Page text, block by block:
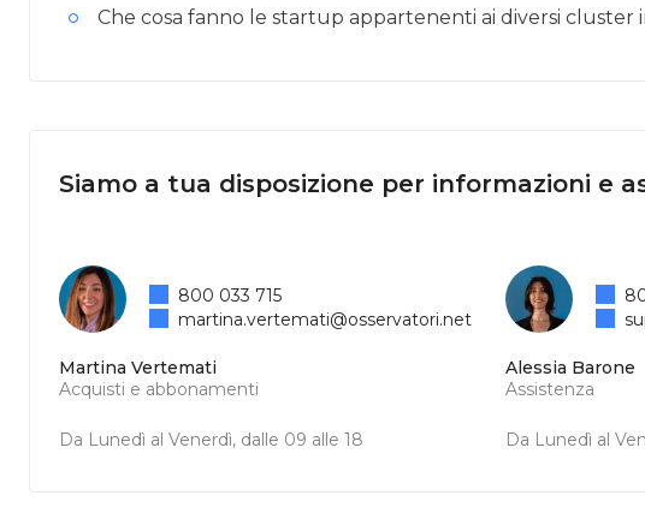
Che cosa fanno le startup appartenenti ai diversi cluster
Siamo a tua disposizione per informazioni e
Martina Vertemati
Acquisti e abbonamenti
Da Lunedì al Venerdì, dalle 09 alle 18
800 033 715
martina.vertemati@osservatori.net
Alessia Barone
Assistenza
Da Lunedì al